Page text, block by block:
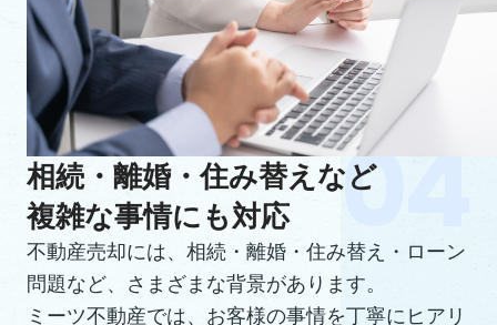
相続・離婚・住み替えなど
複雑な事情にも対応
不動産売却には、相続・離婚・住み替え・ローン
問題など、さまざまな背景があります。
ミーツ不動産では、お客様の事情を丁寧にヒアリ